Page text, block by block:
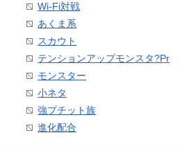
Wi-Fi対戦
あくま系
スカウト
テンションアップモンスタ?Pr
モンスター
小ネタ
強プチット族
進化配合